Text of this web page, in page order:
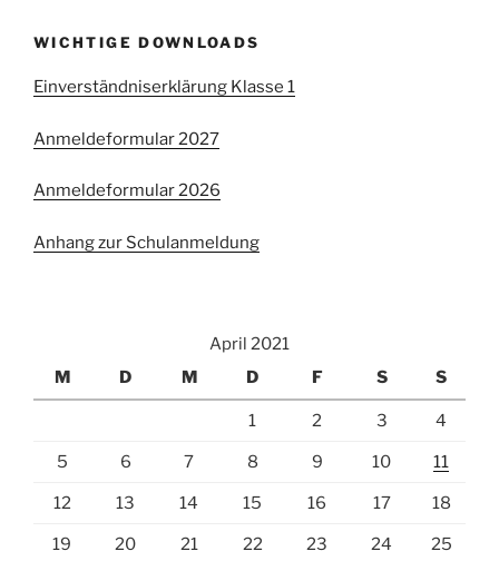
WICHTIGE DOWNLOADS
Einverständniserklärung Klasse 1
Anmeldeformular 2027
Anmeldeformular 2026
Anhang zur Schulanmeldung
April 2021
M
D M D F S S
1 2 3 4
5 6 7 8 9 10 11
12 13 14 15 16 17 18
19 20 21 22 23 24 25